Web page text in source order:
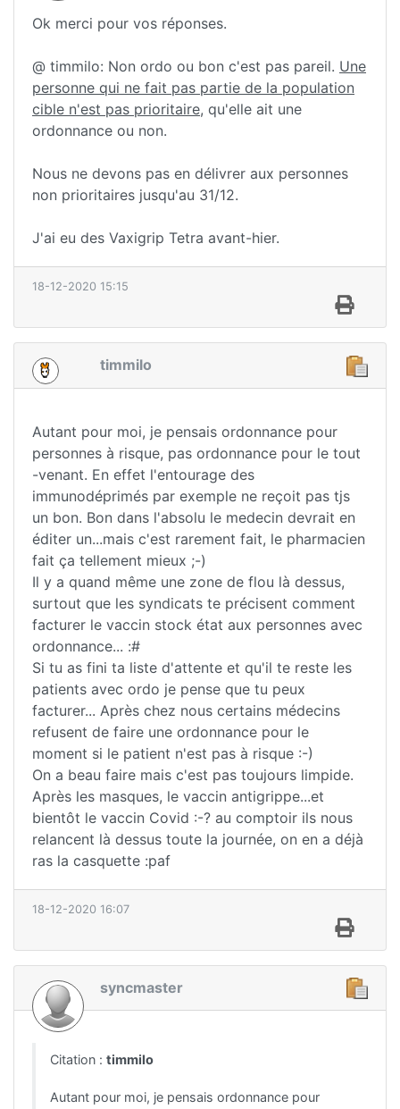
Ok merci pour vos réponses.
@ timmilo: Non ordo ou bon c'est pas pareil. Une
personne qui ne fait pas partie de la population
cible n'est pas prioritaire, qu'elle ait une
ordonnance ou non.
Nous ne devons pas en délivrer aux personnes
non prioritaires jusqu'au 31/12.
J'ai eu des Vaxigrip Tetra avant-hier.
18-12-2020 15:15
timmilo
Autant pour moi, je pensais ordonnance pour
personnes à risque, pas ordonnance pour le tout
-venant. En effet l'entourage des
immunodéprimés par exemple ne reçoit pas tjs
un bon. Bon dans l'absolu le medecin devrait en
éditer un...mais c'est rarement fait, le pharmacien
fait ça tellement mieux ;-)
Il y a quand même une zone de flou là dessus,
surtout que les syndicats te précisent comment
facturer le vaccin stock état aux personnes avec
ordonnance... :#
Si tu as fini ta liste d'attente et qu'il te reste les
patients avec ordo je pense que tu peux
facturer... Après chez nous certains médecins
refusent de faire une ordonnance pour le
moment si le patient n'est pas à risque :-)
On a beau faire mais c'est pas toujours limpide.
Après les masques, le vaccin antigrippe...et
bientôt le vaccin Covid :-? au comptoir ils nous
relancent là dessus toute la journée, on en a déjà
ras la casquette :paf
18-12-2020 16:07
syncmaster
Citation : timmilo
Autant pour moi, je pensais ordonnance pour